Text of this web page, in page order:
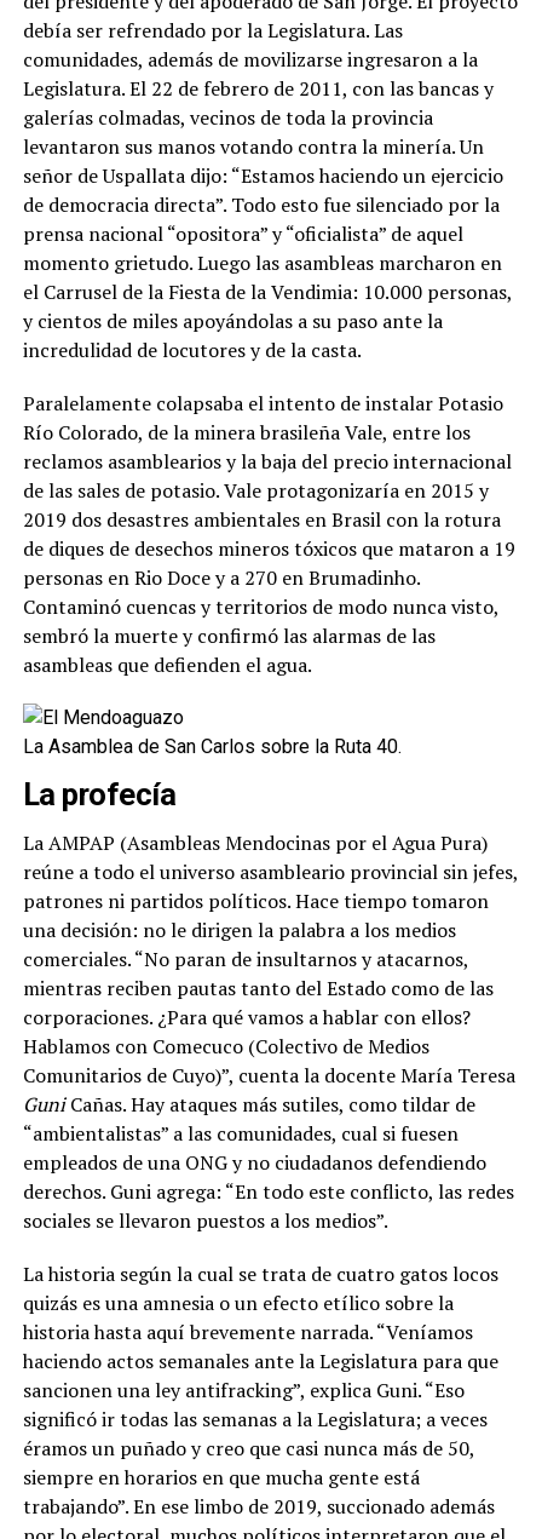
debía ser refrendado por la Legislatura. Las
comunidades, además de movilizarse ingresaron a la
Legislatura. El 22 de febrero de 2011, con las bancas y
galerías colmadas, vecinos de toda la provincia
levantaron sus manos votando contra la minería. Un
señor de Uspallata dijo: “Estamos haciendo un ejercicio
de democracia directa”. Todo esto fue silenciado por la
prensa nacional “opositora” y “oficialista” de aquel
momento grietudo. Luego las asambleas marcharon en
el Carrusel de la Fiesta de la Vendimia: 10.000 personas,
y cientos de miles apoyándolas a su paso ante la
incredulidad de locutores y de la casta.
Paralelamente colapsaba el intento de instalar Potasio
Río Colorado, de la minera brasileña Vale, entre los
reclamos asamblearios y la baja del precio internacional
de las sales de potasio. Vale protagonizaría en 2015 y
2019 dos desastres ambientales en Brasil con la rotura
de diques de desechos mineros tóxicos que mataron a 19
personas en Rio Doce y a 270 en Brumadinho.
Contaminó cuencas y territorios de modo nunca visto,
sembró la muerte y confirmó las alarmas de las
asambleas que defienden el agua.
La Asamblea de San Carlos sobre la Ruta 40.
La profecía
La AMPAP (Asambleas Mendocinas por el Agua Pura)
reúne a todo el universo asambleario provincial sin jefes,
patrones ni partidos políticos. Hace tiempo tomaron
una decisión: no le dirigen la palabra a los medios
comerciales. “No paran de insultarnos y atacarnos,
mientras reciben pautas tanto del Estado como de las
corporaciones. ¿Para qué vamos a hablar con ellos?
Hablamos con Comecuco (Colectivo de Medios
Comunitarios de Cuyo)”, cuenta la docente María Teresa
GuniCañas. Hay ataques más sutiles, como tildar de
“ambientalistas” a las comunidades, cual si fuesen
empleados de una ONG y no ciudadanos defendiendo
derechos. Guni agrega: “En todo este conflicto, las redes
sociales se llevaron puestos a los medios”.
La historia según la cual se trata de cuatro gatos locos
quizás es una amnesia o un efecto etílico sobre la
historia hasta aquí brevemente narrada. “Veníamos
haciendo actos semanales ante la Legislatura para que
sancionen una ley antifracking”, explica Guni. “Eso
significó ir todas las semanas a la Legislatura; a veces
éramos un puñado y creo que casi nunca más de 50,
siempre en horarios en que mucha gente está
trabajando”. En ese limbo de 2019, succionado además